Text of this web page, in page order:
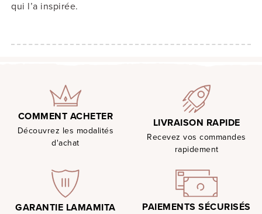
qui l’a inspirée.
COMMENT ACHETER
Découvrez les modalités
d'achat
LIVRAISON RAPIDE
Recevez vos commandes
rapidement
GARANTIE LAMAMITA PAIEMENTS SÉCURISÉS